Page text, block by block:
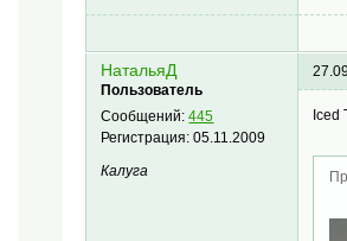
НатальяД
Пользователь
Сообщений:445
Регистрация:05.11.2009
Калуга
Iced